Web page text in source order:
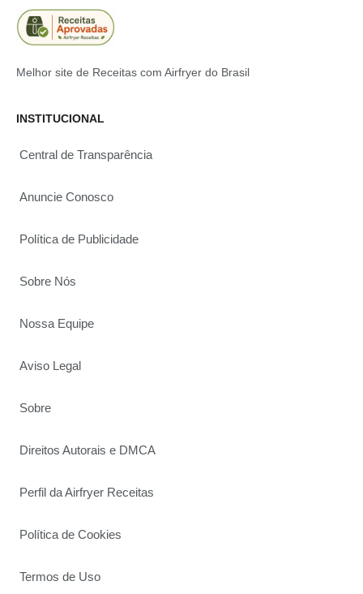
Melhor site de Receitas com Airfryer do Brasil
INSTITUCIONAL
Central de Transparência
Anuncie Conosco
Política de Publicidade
Sobre Nós
Nossa Equipe
Aviso Legal
Sobre
Direitos Autorais e DMCA
Perfil da Airfryer Receitas
Política de Cookies
Termos de Uso